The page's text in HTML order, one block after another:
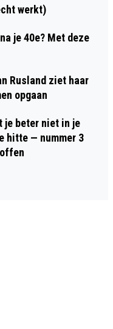
werkt)
je 40e? Met deze
Rusland ziet haar
opgaan
je beter niet in je
hitte — nummer 3